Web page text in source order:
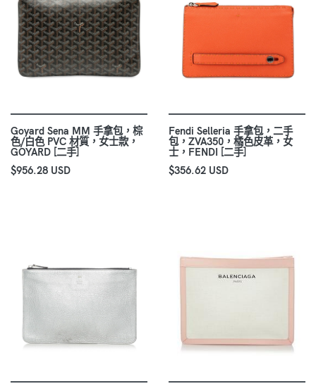
Goyard Sena MM 手拿包，棕
色/白色 PVC 材質，女士款，
GOYARD [二手]
$956.28 USD
Fendi Selleria 手拿包，二手
包，ZVA350，橘色皮革，女
士，FENDI [二手]
$356.62 USD